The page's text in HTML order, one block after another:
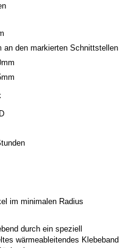
an den markierten Schnittstellen
im minimalen Radius
durch ein speziell
wärmeableitendes Klebeband